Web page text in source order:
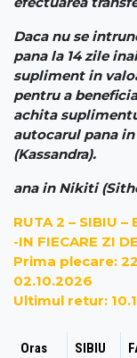
Daca nu se
pana la 14 zile
supliment in
pentru a
achita
autocarul pana
(Kassandra).
ana in Nikiti
RUTA 2 – SIBIU –
-IN FIECARE ZI
Prima plecare:
02.10.2026
Ultimul retur:
Oras
SIBIU